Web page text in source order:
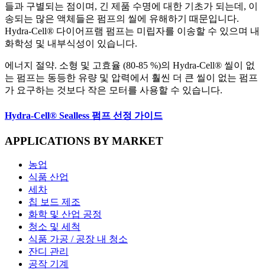
들과 구별되는 점이며, 긴 제품 수명에 대한 기초가 되는데, 이
송되는 많은 액체들은 펌프의 씰에 유해하기 때문입니다.
Hydra-Cell® 다이어프램 펌프는 미립자를 이송할 수 있으며 내
화학성 및 내부식성이 있습니다.
에너지 절약. 소형 및 고효율 (80-85 %)의 Hydra-Cell® 씰이 없
는 펌프는 동등한 유량 및 압력에서 훨씬 더 큰 씰이 없는 펌프
가 요구하는 것보다 작은 모터를 사용할 수 있습니다.
Hydra-Cell® Sealless 펌프 선정 가이드
APPLICATIONS BY MARKET
농업
식품 산업
세차
칩 보드 제조
화학 및 산업 공정
청소 및 세척
식품 가공 / 공장 내 청소
잔디 관리
공작 기계